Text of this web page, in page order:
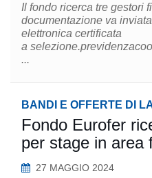
Il fondo ricerca tre gestori
documentazione va
elettronica certificata
a
...
BANDI E OFFERTE DI
Fondo Eurofer
per stage in area
27 MAGGIO 2024